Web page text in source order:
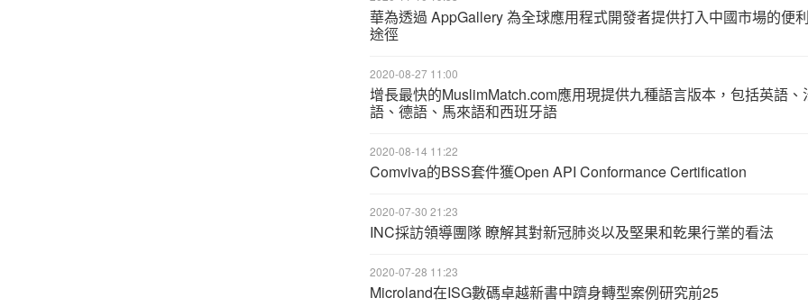
華為透過 AppGallery 為全球應用程式開發者提供打入中國市場的便
途徑
2020-08-27 11:00
增長最快的MuslimMatch.com應用現提供九種語言版本，包括英語、
語、德語、馬來語和西班牙語
2020-08-14 11:22
Comviva的BSS套件獲Open API Conformance Certification
2020-07-30 21:23
INC採訪領導團隊 瞭解其對新冠肺炎以及堅果和乾果行業的看法
2020-07-28 11:23
Microland在ISG數碼卓越新書中躋身轉型案例研究前25